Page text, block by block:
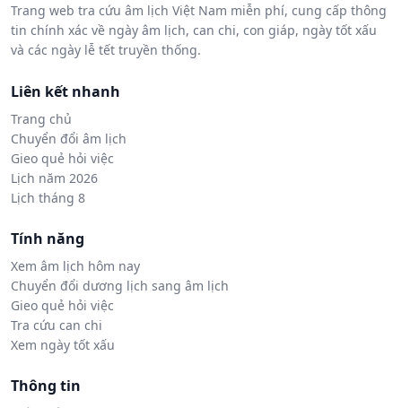
Trang web tra cứu âm lịch Việt Nam miễn phí, cung cấp thông
tin chính xác về ngày âm lịch, can chi, con giáp, ngày tốt xấu
và các ngày lễ tết truyền thống.
Liên kết nhanh
Trang chủ
Chuyển đổi âm lịch
Gieo quẻ hỏi việc
Lịch năm 2026
Lịch tháng 8
Tính năng
Xem âm lịch hôm nay
Chuyển đổi dương lịch sang âm lịch
Gieo quẻ hỏi việc
Tra cứu can chi
Xem ngày tốt xấu
Thông tin